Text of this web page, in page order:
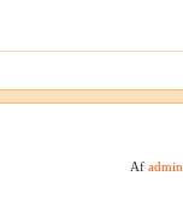
Af admin